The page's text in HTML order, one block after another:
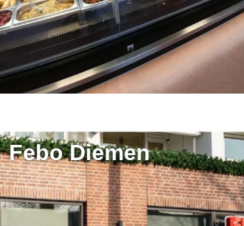
Febo Diemen